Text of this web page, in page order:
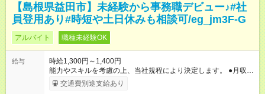
【島根県益田市】未経験から事務職デビュー♪#社
員登用あり#時短や土日休みも相談可/eg_jm3F-G
アルバイト 職種未経験OK
給与
時給1,300円～1,400円
能力やスキルを考慮の上、当社規程により決定します。 ●月収例
時給1，300円×1日8時間×月22日勤務＝228，800円 【試用期
間】試用期間あり 試用期間の長さ：3ヶ月 雇用形態、給与は本
交通費別途支給あり